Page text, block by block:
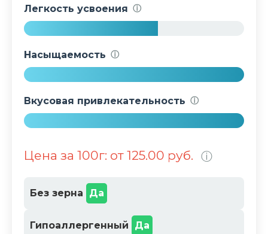
Легкость усвоения ⓘ
Насыщаемость ⓘ
1
%
Вкусовая привлекательность ⓘ
1
Цена за 100г: от 125.00 руб. ⓘ
Без зерна Да
Гипоаллергенный Да